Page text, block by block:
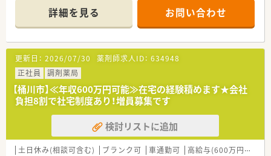
しています。
■薬局現場の課題を解決し、様々な支援を行い調剤薬局を発展さ
せています。
■立ち上げまだ数年ですが、店舗数は既に150店舗になり今後も
事業を拡大していきます。
■グループ全体では病院も運営し、既に629床の病床数を保有し
ています。
■薬局事業のほか、バリューアップ事業も行っており病院と薬局
の連携基盤を創っています。
■医療従事者とのコミュニケーションを大切にし、患者ファース
トで働ける環境を構築しています。
■若手でもグループ社長に抜擢されるなど実績によりキャリア
ポストがたくさんあります。
詳細を見る お問い合わせ
更新日： 2026/07/30 薬剤師求人ID： 634948
正社員
調剤薬局
【桶川市】≪年収600万円可能≫在宅の経験積めます★会社
負担8割で社宅制度あり！増員募集です
検討リストに追加
土日休み(相談可含む) ブランク可 車通勤可 高給与(600万円以上)